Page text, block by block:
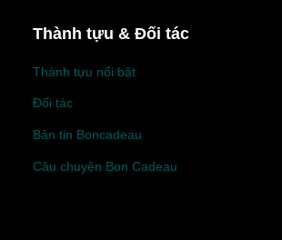
Thành tựu & Đối tác
Thành tựu nổi bật
Đối tác
Bản tin Boncadeau
Câu chuyện Bon Cadeau